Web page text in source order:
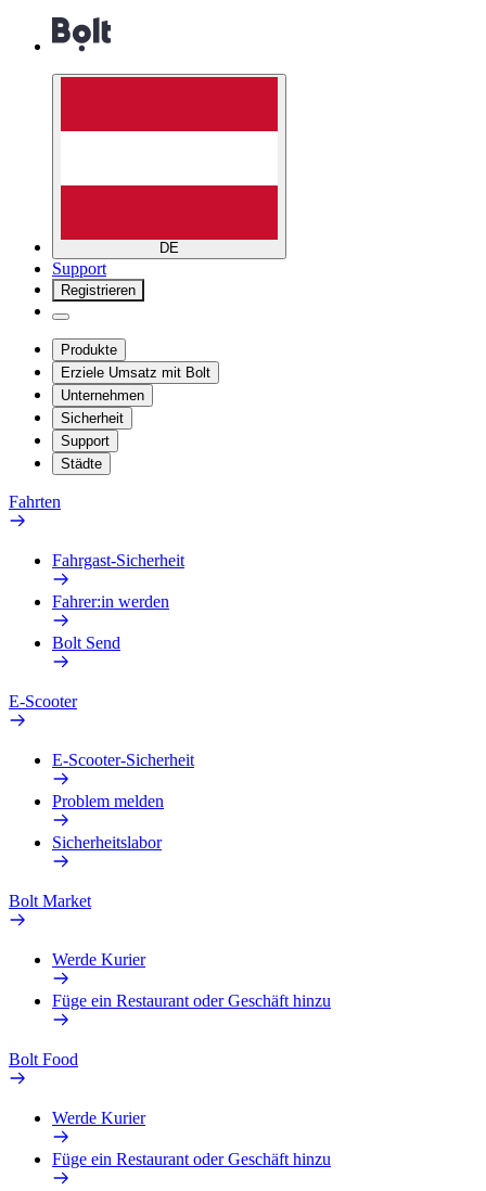
DE
Support
Registrieren
Produkte
Erziele Umsatz mit Bolt
Unternehmen
Sicherheit
Support
Städte
Fahrten
Fahrgast-Sicherheit
Fahrer:in werden
Bolt Send
E-Scooter
E-Scooter-Sicherheit
Problem melden
Sicherheitslabor
Bolt Market
Werde Kurier
Füge ein Restaurant oder Geschäft hinzu
Bolt Food
Werde Kurier
Füge ein Restaurant oder Geschäft hinzu